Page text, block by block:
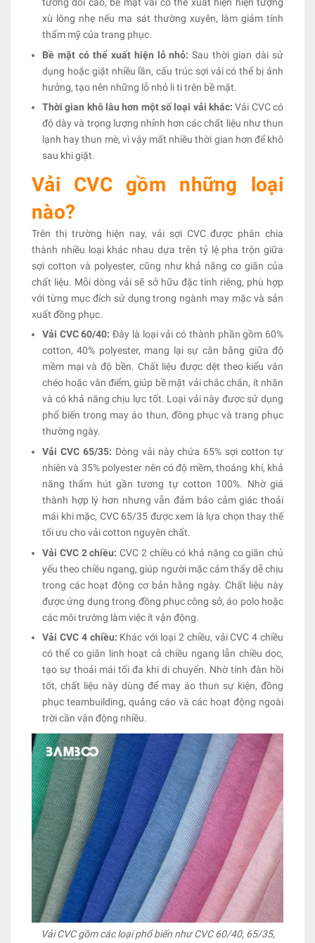
tương đối cao, bề mặt vải có thể xuất hiện hiện tượng
xù lông nhẹ nếu ma sát thường xuyên, làm giảm tính
thẩm mỹ của trang phục.
Bề mặt có thể xuất hiện lỗ nhỏ:Sau thời gian dài sử
dụng hoặc giặt nhiều lần, cấu trúc sợi vải có thể bị ảnh
hưởng, tạo nên những lỗ nhỏ li ti trên bề mặt.
Thời gian khô lâu hơn một số loại vải khác:Vải CVC có
độ dày và trọng lượng nhỉnh hơn các chất liệu như thun
lạnh hay thun mè, vì vậy mất nhiều thời gian hơn để khô
sau khi giặt.
Vải CVC gồm những loại
nào?
Trên thị trường hiện nay, vải sợi CVC được phân chia
thành nhiều loại khác nhau dựa trên tỷ lệ pha trộn giữa
sợi cotton và polyester, cũng như khả năng co giãn của
chất liệu. Mỗi dòng vải sẽ sở hữu đặc tính riêng, phù hợp
với từng mục đích sử dụng trong ngành may mặc và sản
xuất đồng phục.
Vải CVC 60/40:Đây là loại vải có thành phần gồm 60%
cotton, 40% polyester, mang lại sự cân bằng giữa độ
mềm mại và độ bền. Chất liệu được dệt theo kiểu vân
chéo hoặc vân điểm, giúp bề mặt vải chắc chắn, ít nhăn
và có khả năng chịu lực tốt. Loại vải này được sử dụng
phổ biến trong may áo thun, đồng phục và trang phục
thường ngày.
Vải CVC 65/35: Dòng vải này chứa 65% sợi cotton tự
nhiên và 35% polyester nên có độ mềm, thoáng khí, khả
năng thấm hút gần tương tự cotton 100%. Nhờ giá
thành hợp lý hơn nhưng vẫn đảm bảo cảm giác thoải
mái khi mặc, CVC 65/35 được xem là lựa chọn thay thế
tối ưu cho vải cotton nguyên chất.
Vải CVC 2 chiều: CVC 2 chiều có khả năng co giãn chủ
yếu theo chiều ngang, giúp người mặc cảm thấy dễ chịu
trong các hoạt động cơ bản hằng ngày. Chất liệu này
được ứng dụng trong đồng phục công sở, áo polo hoặc
các môi trường làm việc ít vận động.
Vải CVC 4 chiều: Khác với loại 2 chiều, vải CVC 4 chiều
có thể co giãn linh hoạt cả chiều ngang lẫn chiều dọc,
tạo sự thoải mái tối đa khi di chuyển. Nhờ tính đàn hồi
tốt, chất liệu này dùng để may áo thun sự kiện, đồng
phục teambuilding, quảng cáo và các hoạt động ngoài
trời cần vận động nhiều.
Vải CVC gồm các loại phổ biến như CVC 60/40, 65/35,